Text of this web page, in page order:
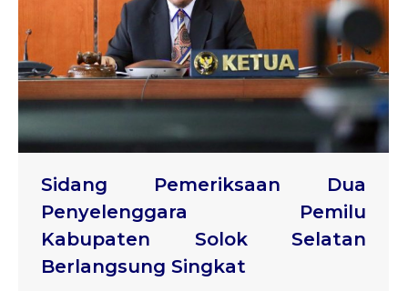
Sidang Pemeriksaan Dua
Penyelenggara Pemilu
Kabupaten Solok Selatan
Berlangsung Singkat